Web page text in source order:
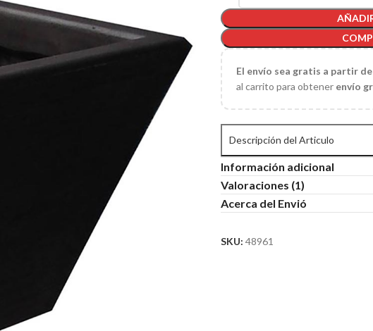
El envío sea gratis a partir
al carrito para obtener envío
Descripción del Articulo
Información adicional
Valoraciones (1)
Acerca del Envió
SKU:48961